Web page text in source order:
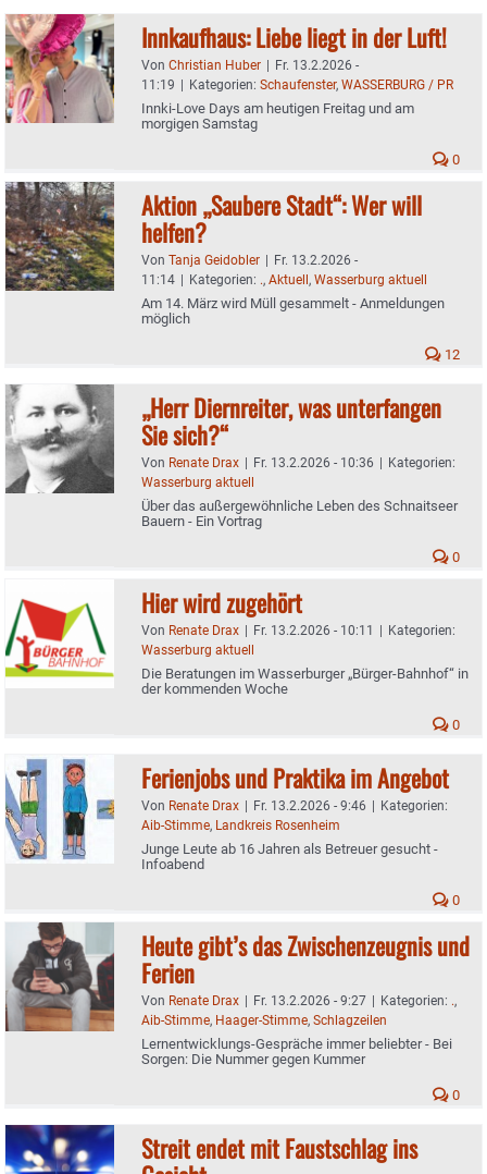
Innkaufhaus: Liebe liegt in der Luft!
Von Christian Huber | Fr. 13.2.2026 -
11:19 | Kategorien: Schaufenster, WASSERBURG / PR
Innki-Love Days am heutigen Freitag und am
morgigen Samstag
0
Aktion „Saubere Stadt“: Wer will
helfen?
Von Tanja Geidobler | Fr. 13.2.2026 -
11:14 | Kategorien: ., Aktuell, Wasserburg aktuell
Am 14. März wird Müll gesammelt - Anmeldungen
möglich
12
„Herr Diernreiter, was unterfangen
Sie sich?“
Von Renate Drax | Fr. 13.2.2026 - 10:36 | Kategorien:
Wasserburg aktuell
Über das außergewöhnliche Leben des Schnaitseer
Bauern - Ein Vortrag
0
Hier wird zugehört
Von Renate Drax | Fr. 13.2.2026 - 10:11 | Kategorien:
Wasserburg aktuell
Die Beratungen im Wasserburger „Bürger-Bahnhof“ in
der kommenden Woche
0
Ferienjobs und Praktika im Angebot
Von Renate Drax | Fr. 13.2.2026 - 9:46 | Kategorien:
Aib-Stimme, Landkreis Rosenheim
Junge Leute ab 16 Jahren als Betreuer gesucht -
Infoabend
0
Heute gibt’s das Zwischenzeugnis und
Ferien
Von Renate Drax | Fr. 13.2.2026 - 9:27 | Kategorien: .,
Aib-Stimme, Haager-Stimme, Schlagzeilen
Lernentwicklungs-Gespräche immer beliebter - Bei
Sorgen: Die Nummer gegen Kummer
0
Streit endet mit Faustschlag ins